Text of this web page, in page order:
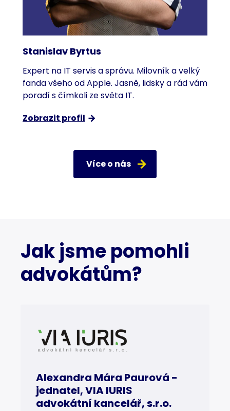
Stanislav Byrtus
Expert na IT servis a správu. Milovník a velký
fanda všeho od Apple. Jasně, lidsky a rád vám
poradí s čímkoli ze světa IT.
Zobrazit profil
Více o nás
Jak jsme pomohli
advokátům?
Alexandra Mára Paurová -
jednatel, VIA IURIS
advokátní kancelář, s.r.o.